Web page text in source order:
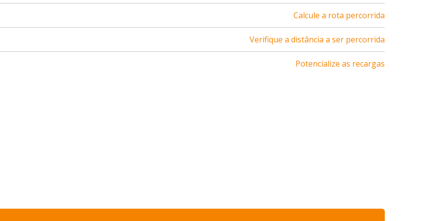
Calcule a rota percorrida
Verifique a distância a ser percorrida
Potencialize as recargas